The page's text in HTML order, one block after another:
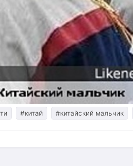
#китай #китайский мальчик